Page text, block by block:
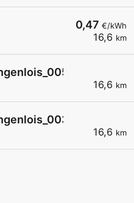
0,47 €/kWh
16,6 km
16,6 km
öffentlich
16,6 km
öffentlich